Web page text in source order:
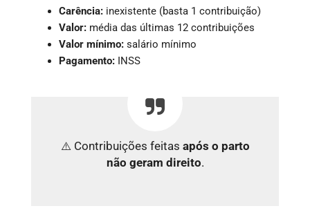
Carência: inexistente (basta 1 contribuição)
Valor: média das últimas 12 contribuições
Valor mínimo: salário mínimo
Pagamento: INSS
⚠️ Contribuições feitas após o parto
não geram direito.